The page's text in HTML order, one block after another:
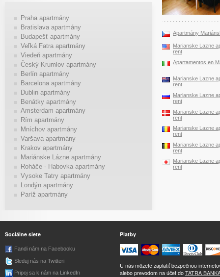
Apartmány
Marianske Lazne
rent
Apartamentos en
Marianske Lazne
rent
Marianske Lazne
rent
Marianske Lazne
rent
Marianske Lazne
rent
Marianske Lazne
rent
Marianske Lazne
rent
Praha apartmány
Bratislava apartmány
Budapešť apartmány
Veľká Fatra apartmány
Viedeň apartmány
Český Krumlov apartmány
Berlín apartmány
Barcelona apartmány
Dublin apartmány
Benátky apartmány
Amsterdam apartmány
Rím apartmány
Mníchov apartmány
Varšava apartmány
Krakov apartmány
Mariánske Lázne apartmány
Roháče - Habovka apartmány
Vysoke Tatry apartmány
Londýn apartmány
Paríž apartmány
Sociálne siete
Fandi nám na Facebooku
Sleduj nás na Twitteri
Pripoj sa k nám na LinkedIn
Platby
U nás môžete zaplatiť bezpečnou
alebo prevodom na účet do TATRA